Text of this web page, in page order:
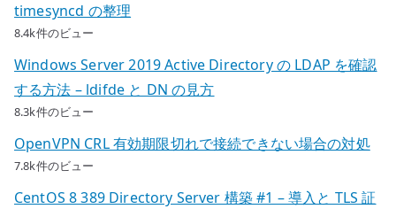
timesyncd の整理
8.4k件のビュー
Windows Server 2019 Active Directory の LDAP を確認
する方法 – ldifde と DN の見方
8.3k件のビュー
OpenVPN CRL 有効期限切れで接続できない場合の対処
7.8k件のビュー
CentOS 8 389 Directory Server 構築 #1 – 導入と TLS 証